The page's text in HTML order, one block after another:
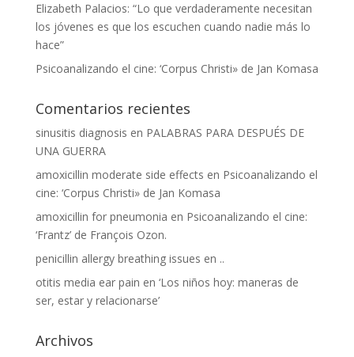
Elizabeth Palacios: “Lo que verdaderamente necesitan
los jóvenes es que los escuchen cuando nadie más lo
hace”
Psicoanalizando el cine: ‘Corpus Christi» de Jan Komasa
Comentarios recientes
sinusitis diagnosis en PALABRAS PARA DESPUÉS DE
UNA GUERRA
amoxicillin moderate side effects en Psicoanalizando el
cine: ‘Corpus Christi» de Jan Komasa
amoxicillin for pneumonia en Psicoanalizando el cine:
‘Frantz’ de François Ozon.
penicillin allergy breathing issues en ..
otitis media ear pain en ‘Los niños hoy: maneras de
ser, estar y relacionarse’
Archivos